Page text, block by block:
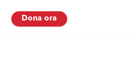
Dona ora